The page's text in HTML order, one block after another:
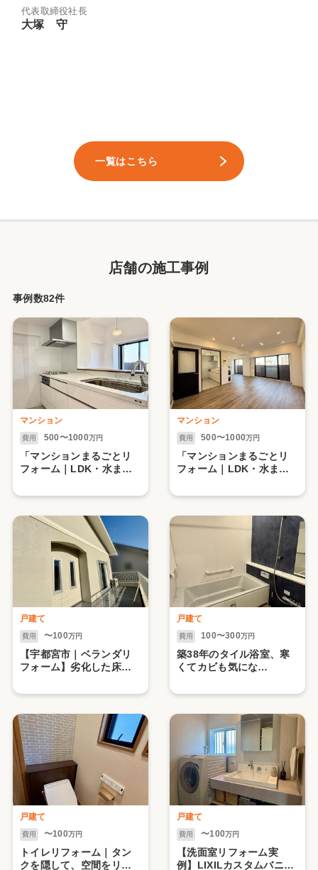
代表取締役社長
大塚 守
一覧はこちら
店舗の施工事例
事例数82件
マンション
費用 500〜1000万円
「マンションまるごとリ
フォーム｜LDK・水まわ
シェルSI】
マンション
費用 500〜1000万円
「マンションまるごとリ
フォーム｜LDK・水まわ
戸建て
費用 〜100万円
【宇都宮市｜ベランダリ
フォーム】劣化した床を
戸建て
費用 100〜300万円
築38年のタイル浴室、寒
くてカビも気にな
で解決しました
戸建て
費用 〜100万円
トイレリフォーム｜タン
クを隠して、空間をリセ
戸建て
費用 〜100万円
【洗面室リフォーム実
例】LIXILカスタムバニテ